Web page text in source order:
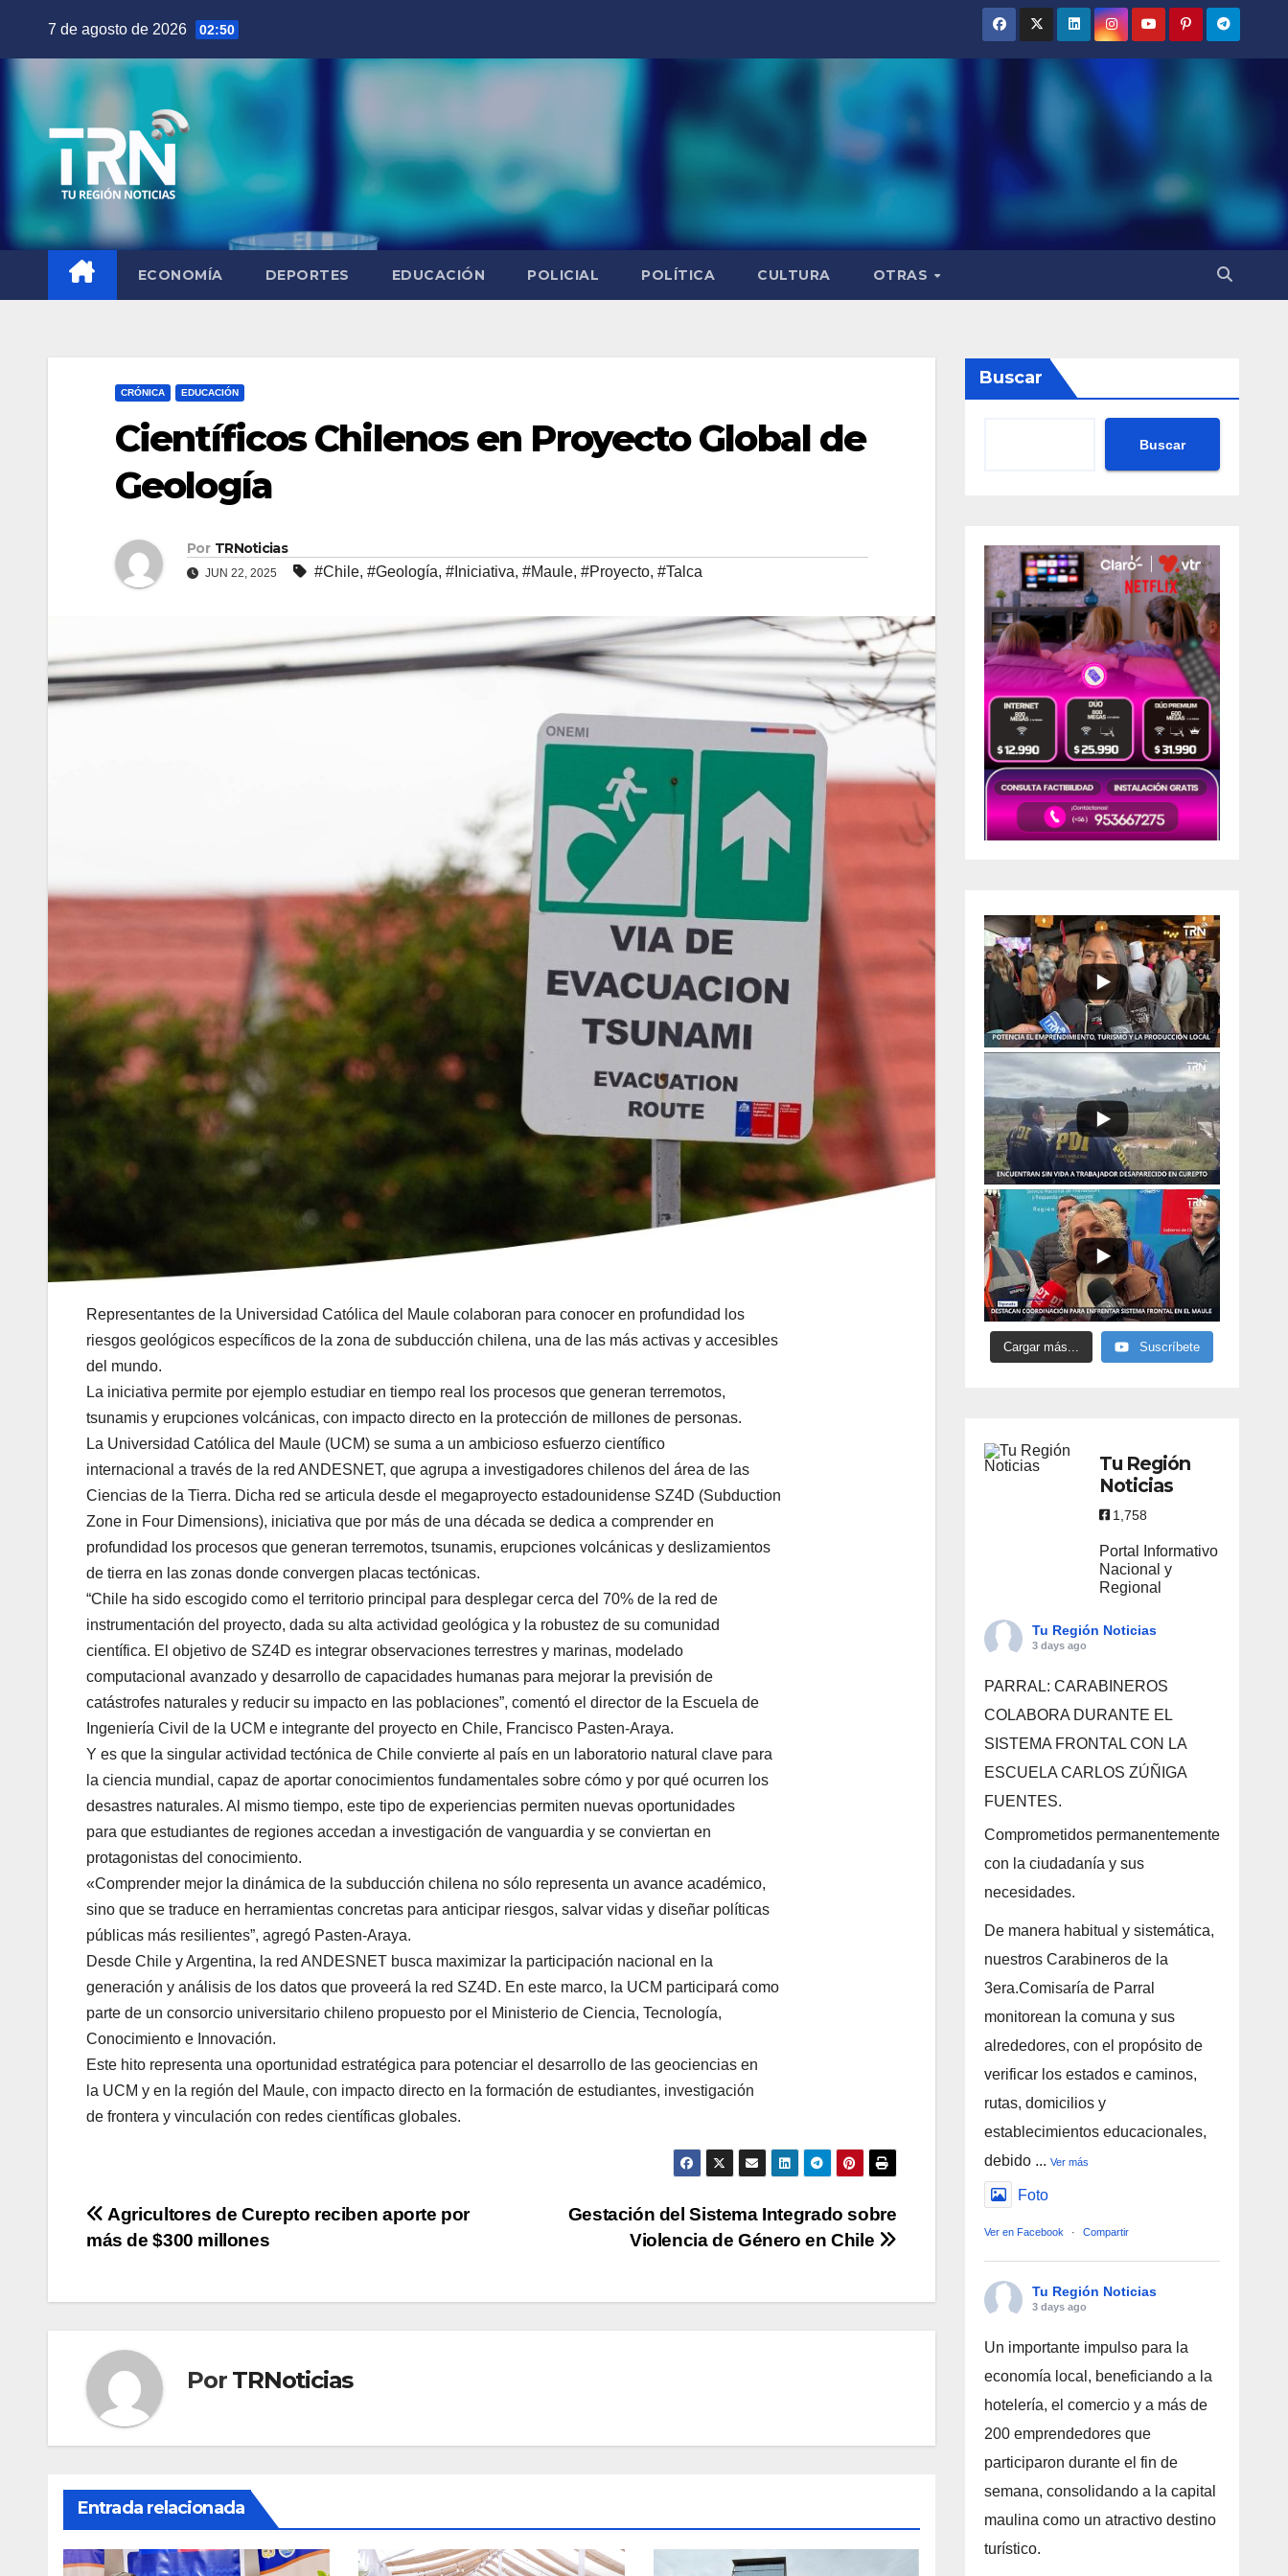
7 de agosto de 2026 02:50
ECONOMÍA DEPORTES EDUCACIÓN POLICIAL POLÍTICA CULTURA OTRAS
CRÓNICA EDUCACIÓN
Científicos Chilenos en Proyecto Global de
Geología
Por TRNoticias
JUN 22, 2025 #Chile, #Geología, #Iniciativa, #Maule, #Proyecto, #Talca
Representantes de la Universidad Católica del Maule colaboran para conocer en profundidad los
riesgos geológicos específicos de la zona de subducción chilena, una de las más activas y accesibles
del mundo.
La iniciativa permite por ejemplo estudiar en tiempo real los procesos que generan terremotos,
tsunamis y erupciones volcánicas, con impacto directo en la protección de millones de personas.
La Universidad Católica del Maule (UCM) se suma a un ambicioso esfuerzo científico
internacional a través de la red ANDESNET, que agrupa a investigadores chilenos del área de las
Ciencias de la Tierra. Dicha red se articula desde el megaproyecto estadounidense SZ4D (Subduction
Zone in Four Dimensions), iniciativa que por más de una década se dedica a comprender en
profundidad los procesos que generan terremotos, tsunamis, erupciones volcánicas y deslizamientos
de tierra en las zonas donde convergen placas tectónicas.
“Chile ha sido escogido como el territorio principal para desplegar cerca del 70% de la red de
instrumentación del proyecto, dada su alta actividad geológica y la robustez de su comunidad
científica. El objetivo de SZ4D es integrar observaciones terrestres y marinas, modelado
computacional avanzado y desarrollo de capacidades humanas para mejorar la previsión de
catástrofes naturales y reducir su impacto en las poblaciones”, comentó el director de la Escuela de
Ingeniería Civil de la UCM e integrante del proyecto en Chile, Francisco Pasten-Araya.
Y es que la singular actividad tectónica de Chile convierte al país en un laboratorio natural clave para
la ciencia mundial, capaz de aportar conocimientos fundamentales sobre cómo y por qué ocurren los
desastres naturales. Al mismo tiempo, este tipo de experiencias permiten nuevas oportunidades
para que estudiantes de regiones accedan a investigación de vanguardia y se conviertan en
protagonistas del conocimiento.
«Comprender mejor la dinámica de la subducción chilena no sólo representa un avance académico,
sino que se traduce en herramientas concretas para anticipar riesgos, salvar vidas y diseñar políticas
públicas más resilientes”, agregó Pasten-Araya.
Desde Chile y Argentina, la red ANDESNET busca maximizar la participación nacional en la
generación y análisis de los datos que proveerá la red SZ4D. En este marco, la UCM participará como
parte de un consorcio universitario chileno propuesto por el Ministerio de Ciencia, Tecnología,
Conocimiento e Innovación.
Este hito representa una oportunidad estratégica para potenciar el desarrollo de las geociencias en
la UCM y en la región del Maule, con impacto directo en la formación de estudiantes, investigación
de frontera y vinculación con redes científicas globales.
Navegación
entradas
Gestación del Sistema Integrado sobre
Violencia de Género en Chile
Agricultores de Curepto reciben aporte por
más de $300 millones
Por TRNoticias
Entrada relacionada
Buscar
Buscar
Cargar más... Suscríbete
Tu Región
Noticias
1,758
Portal Informativo
Nacional y
Regional
Tu Región Noticias
3 days ago
PARRAL: CARABINEROS
COLABORA DURANTE EL
SISTEMA FRONTAL CON LA
ESCUELA CARLOS ZÚÑIGA
FUENTES.
Comprometidos permanentemente
con la ciudadanía y sus
necesidades.
De manera habitual y sistemática,
nuestros Carabineros de la
3era.Comisaría de Parral
monitorean la comuna y sus
alrededores, con el propósito de
verificar los estados e caminos,
rutas, domicilios y
establecimientos educacionales,
debido ... Ver más
Foto
Ver en Facebook · Compartir
Tu Región Noticias
3 days ago
Un importante impulso para la
economía local, beneficiando a la
hotelería, el comercio y a más de
200 emprendedores que
participaron durante el fin de
semana, consolidando a la capital
maulina como un atractivo destino
turístico.